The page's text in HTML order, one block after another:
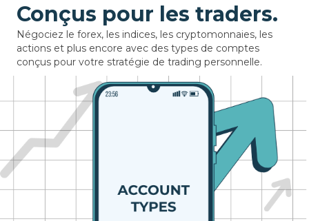
Conçus pour les traders.
Négociez le forex, les indices, les cryptomonnaies, les
actions et plus encore avec des types de comptes
conçus pour votre stratégie de trading personnelle.